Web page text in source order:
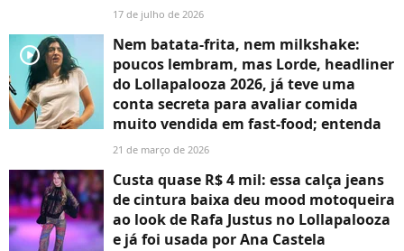
17 de julho de 2026
player2
Nem batata-frita, nem milkshake:
poucos lembram, mas Lorde, headliner
do Lollapalooza 2026, já teve uma
conta secreta para avaliar comida
muito vendida em fast-food; entenda
21 de março de 2026
Custa quase R$ 4 mil: essa calça jeans
de cintura baixa deu mood motoqueira
ao look de Rafa Justus no Lollapalooza
e já foi usada por Ana Castela